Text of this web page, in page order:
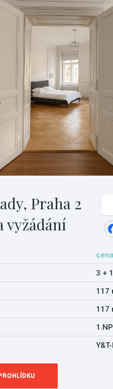
Praha 2
vyžádání
3 + 1
117
117
1.NP